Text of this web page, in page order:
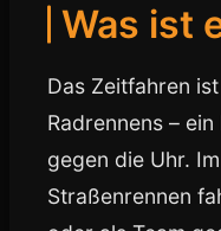
Was ist
Das Zeitfahren
Radrennens –
gegen die Uhr.
Straßenrennen